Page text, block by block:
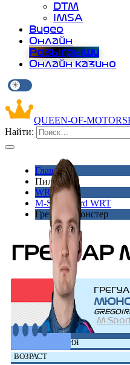
DTM
IMSA
Видео
Онлайн
Розыгрыши
Онлайн казино
QUEEN-OF-
Найти:
Главная
Пилоты
WRC
M-Sport Ford WRT
Грегуар Мюнстер
ГРЕГУАР
M-
ДАТА РОЖДЕНИЯ
ВОЗРАСТ